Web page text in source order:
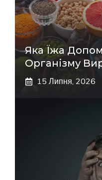
Яка Їжа
Організму
15 Липня, 2026